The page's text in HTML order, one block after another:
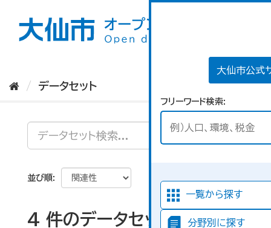
大仙市公式
フリーワード検索
一覧から探す
分野別に探す
データセット
並び順
4 件のデータセットが見つか